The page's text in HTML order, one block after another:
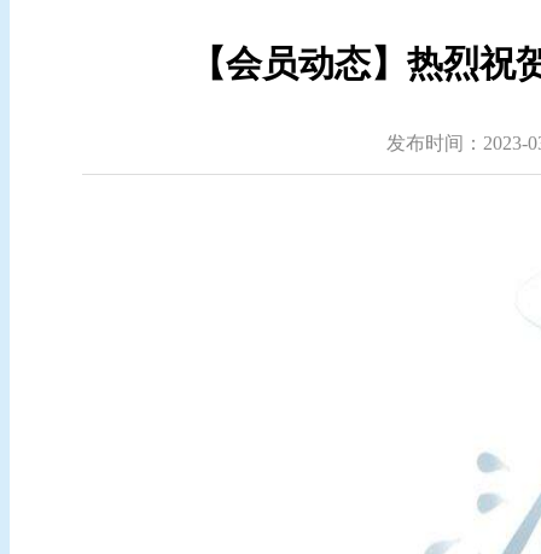
【会员动态】热烈
发布时间：2023-